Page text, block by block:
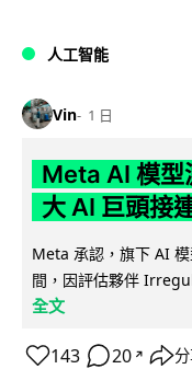
人工智能
Vin 1 日
Meta AI 模型
大 AI 巨頭接
Meta 承認，旗下 AI
間，因評估夥伴
全文
143 20 ↗